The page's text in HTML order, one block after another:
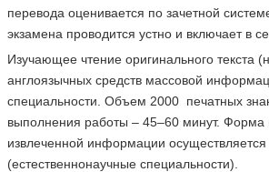
перевода оценивается по зачетной
экзамена проводится устно и включает в
Изучающее чтение оригинального текста
англоязычных средств массовой
специальности. Объем 2000 печатных
выполнения работы – 45–60 минут. Форма
извлеченной информации
(естественнонаучные специальности).